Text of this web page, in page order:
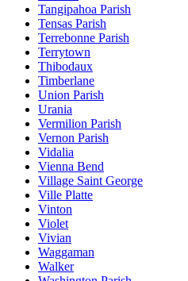
Tangipahoa Parish
Tensas Parish
Terrebonne Parish
Terrytown
Thibodaux
Timberlane
Union Parish
Urania
Vermilion Parish
Vernon Parish
Vidalia
Vienna Bend
Village Saint George
Ville Platte
Vinton
Violet
Vivian
Waggaman
Walker